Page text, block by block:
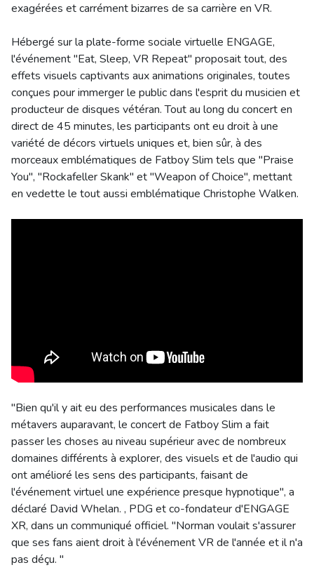
exagérées et carrément bizarres de sa carrière en VR.
Hébergé sur la plate-forme sociale virtuelle ENGAGE,
l'événement "Eat, Sleep, VR Repeat" proposait tout, des
effets visuels captivants aux animations originales, toutes
conçues pour immerger le public dans l'esprit du musicien et
producteur de disques vétéran. Tout au long du concert en
direct de 45 minutes, les participants ont eu droit à une
variété de décors virtuels uniques et, bien sûr, à des
morceaux emblématiques de Fatboy Slim tels que "Praise
You", "Rockafeller Skank" et "Weapon of Choice", mettant
en vedette le tout aussi emblématique Christophe Walken.
"Bien qu'il y ait eu des performances musicales dans le
métavers auparavant, le concert de Fatboy Slim a fait
passer les choses au niveau supérieur avec de nombreux
domaines différents à explorer, des visuels et de l'audio qui
ont amélioré les sens des participants, faisant de
l'événement virtuel une expérience presque hypnotique", a
déclaré David Whelan. , PDG et co-fondateur d'ENGAGE
XR, dans un communiqué officiel. "Norman voulait s'assurer
que ses fans aient droit à l'événement VR de l'année et il n'a
pas déçu. "